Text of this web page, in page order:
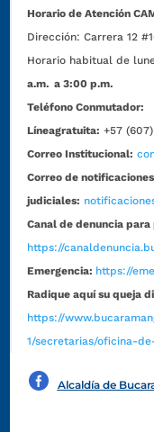
Horario de Atención
Dirección:Carrera 12
Horario habitual de
a.m. a 3:00 p.m.
Teléfono Conmutador:
Líneagratuita: +57
Correo Institucional:
Correo de notificaciones
judiciales:
Canal de denuncia
https://
Emergencia: https://
Radique aquí su queja
https://
1/secretarias/oficina-
Alcaldía de